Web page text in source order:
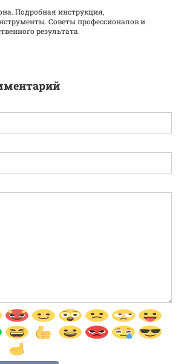
Подробная инструкция,
Советы профессионалов и
результата.